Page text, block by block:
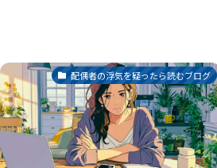
配偶者の浮気を疑ったら読むブログ